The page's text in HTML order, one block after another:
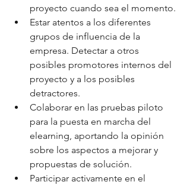
proyecto cuando sea el momento.
Estar atentos a los diferentes
grupos de influencia de la
empresa. Detectar a otros
posibles promotores internos del
proyecto y a los posibles
detractores.
Colaborar en las pruebas piloto
para la puesta en marcha del
elearning, aportando la opinión
sobre los aspectos a mejorar y
propuestas de solución.
Participar activamente en el